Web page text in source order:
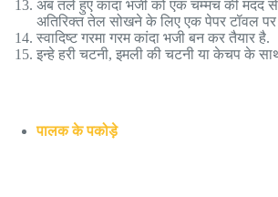
अब तले हुए कांदा भजी को एक चम्मच की मदद
अतिरिक्त तेल सोखने के लिए एक पेपर टॉवल
स्वादिष्ट गरमा गरम कांदा भजी बन कर तैयार है.
इन्हे हरी चटनी, इमली की चटनी या केचप के
पालक के पकोड़े